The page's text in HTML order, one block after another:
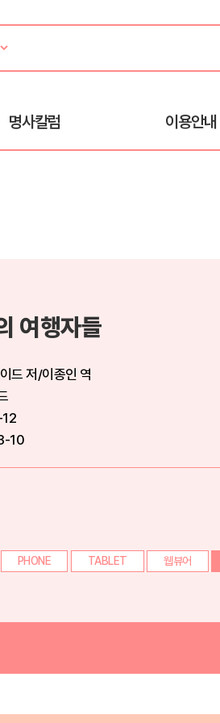
명사칼럼 이용안내
여행자들
드 저/이종인 역
10
PHONE TABLET 웹뷰어